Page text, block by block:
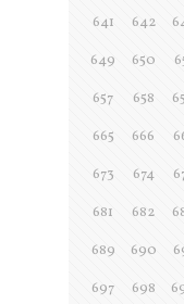
641
642
649
650
657
658
665
666
673
674
681
682
689
690
697
698